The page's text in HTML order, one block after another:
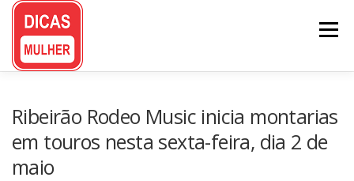
Pular
conteúdo
Menu
Ribeirão Rodeo Music inicia montarias
em touros nesta sexta-feira, dia 2 de
maio